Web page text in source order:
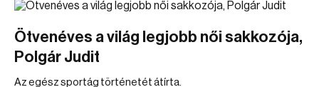
Ötvenéves a világ legjobb női sakkozója,
Polgár Judit
Az egész sportág történetét átírta.